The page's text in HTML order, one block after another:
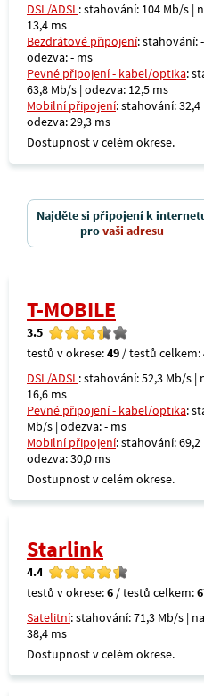
DSL/ADSL: stahování: 104 Mb/s |
13,4 ms
Bezdrátové připojení: stahování:
odezva: - ms
Pevné připojení - kabel/optika:
63,8 Mb/s | odezva: 12,5 ms
Mobilní připojení: stahování:
odezva: 29,3 ms
Dostupnost v celém okrese.
Najděte si připojení k
provaši adresu
T-MOBILE
3.5
testů v okrese:49 / testů celkem:
DSL/ADSL: stahování: 52,3 Mb/s |
16,6 ms
Pevné připojení - kabel/optika:
Mb/s | odezva: - ms
Mobilní připojení: stahování:
odezva: 30,0 ms
Dostupnost v celém okrese.
Starlink
4.4
testů v okrese:6 / testů celkem:
Satelitní: stahování: 71,3 Mb/s |
38,4 ms
Dostupnost v celém okrese.